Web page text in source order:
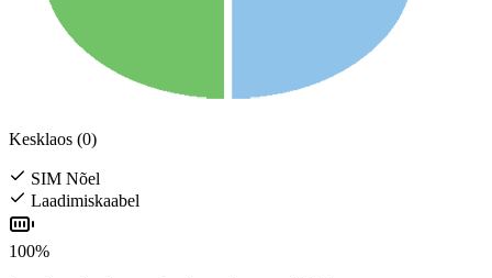
Kesklaos (0)
SIM Nõel
Laadimiskaabel
100%